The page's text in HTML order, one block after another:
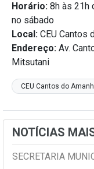
Horário: 8h às 21h
no sábado
Local: CEU Cantos
Endereço: Av.
Mitsutani
CEU Cantos do
NOTÍCIAS
SECRETARIA